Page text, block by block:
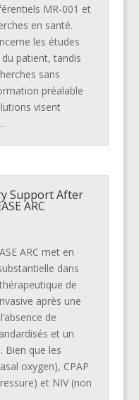
MR-001 et
en santé.
les études
patient, tandis
sans
préalable
visent
Support After
ARC
ARC met en
dans
de
après une
de
et un
Bien que les
oxygen), CPAP
et NIV (non